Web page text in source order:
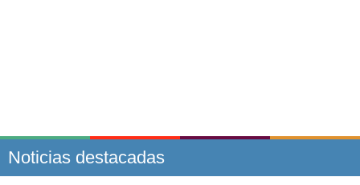
Noticias destacadas